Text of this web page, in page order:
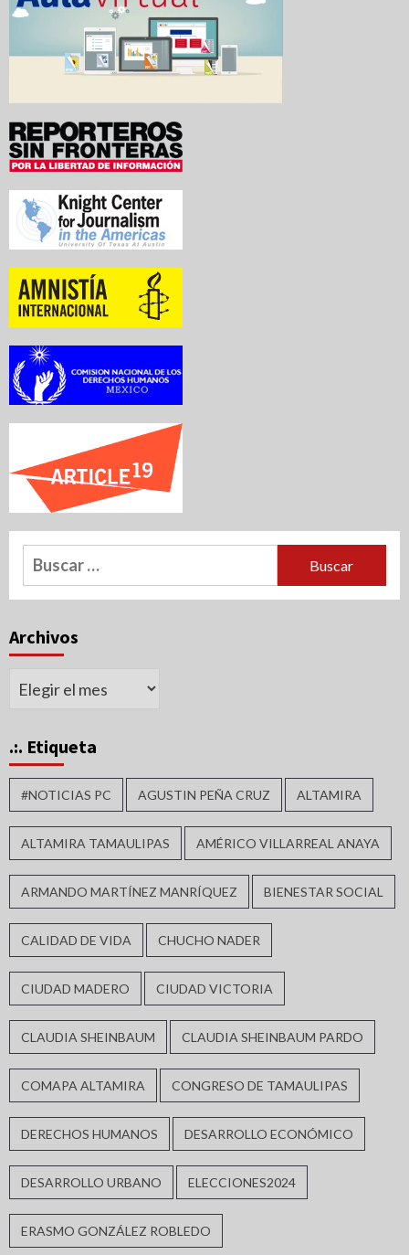
Buscar:
Archivos
Archivos
.:. Etiqueta
#NOTICIAS PC AGUSTIN PEÑA CRUZ ALTAMIRA
ALTAMIRA TAMAULIPAS AMÉRICO VILLARREAL ANAYA
ARMANDO MARTÍNEZ MANRÍQUEZ BIENESTAR SOCIAL
CALIDAD DE VIDA CHUCHO NADER
CIUDAD MADERO CIUDAD VICTORIA
CLAUDIA SHEINBAUM CLAUDIA SHEINBAUM PARDO
COMAPA ALTAMIRA CONGRESO DE TAMAULIPAS
DERECHOS HUMANOS DESARROLLO ECONÓMICO
DESARROLLO URBANO ELECCIONES2024
ERASMO GONZÁLEZ ROBLEDO